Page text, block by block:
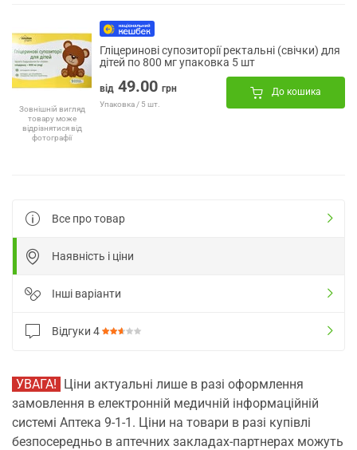
Зовнішній вигляд
товару може
відрізнятися від
фотографії
Гліцеринові супозиторії ректальні (свічки) для
дітей по 800 мг упаковка 5 шт
від 49.00 грн
Упаковка / 5 шт.
До кошика
Все про товар
Наявність і ціни
Інші варіанти
Відгуки 4
УВАГА! Ціни актуальні лише в разі оформлення
замовлення в електронній медичній інформаційній
системі Аптека 9-1-1. Ціни на товари в разі купівлі
безпосередньо в аптечних закладах-партнерах можуть